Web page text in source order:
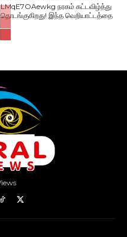
நரகம் கட்டவிழ்த்து
தொடங்குகிறது! இந்த வெறியாட்டத்தை